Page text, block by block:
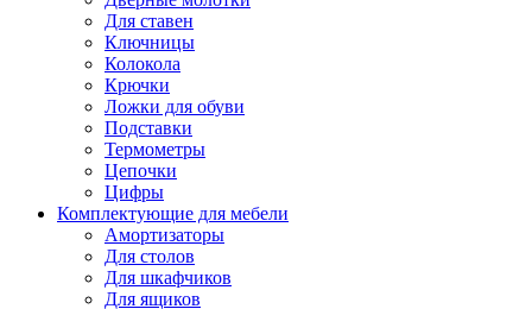
Для ставен
Ключницы
Колокола
Крючки
Ложки для обуви
Подставки
Термометры
Цепочки
Цифры
Комплектующие для мебели
Амортизаторы
Для столов
Для шкафчиков
Для ящиков